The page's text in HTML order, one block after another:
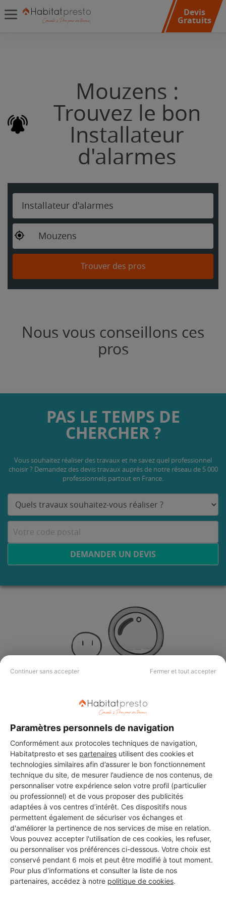
Continuer sans accepter Fermer et tout accepter
Paramètres personnels de navigation
Conformément aux protocoles techniques de navigation,
Habitatpresto et ses partenaires utilisent des cookies et
technologies similaires afin d’assurer le bon fonctionnement
technique du site, de mesurer l’audience de nos contenus, de
personnaliser votre expérience selon votre profil (particulier
ou professionnel) et de vous proposer des publicités
adaptées à vos centres d’intérêt. Ces dispositifs nous
permettent également de sécuriser vos échanges et
d'améliorer la pertinence de nos services de mise en relation.
Vous pouvez accepter l'utilisation de ces cookies, les refuser,
ou personnaliser vos préférences ci-dessous. Votre choix est
conservé pendant 6 mois et peut être modifié à tout moment.
Pour plus d'informations et consulter la liste de nos
partenaires, accédez à notre politique de cookies.
Devis
Gratuits
Mouzens :
Trouvez le bon
Installateur
d'alarmes
Installateur d'alarmes
Mouzens
Trouver des pros
Nous vous conseillons ces
pros
PAS LE TEMPS DE
CHERCHER ?
Vous souhaitez réaliser des travaux et ne savez quel professionnel
choisir ? Demandez des devis travaux auprès de notre réseau de 5 000
professionnels partout en France.
DEMANDER UN DEVIS
Aucun autre professionnel disponible dans cette zone
géographique.
PROFESSIONNEL, VOUS
SOUHAITEZ NOUS
REJOINDRE ?
M'inscrire gratuitement